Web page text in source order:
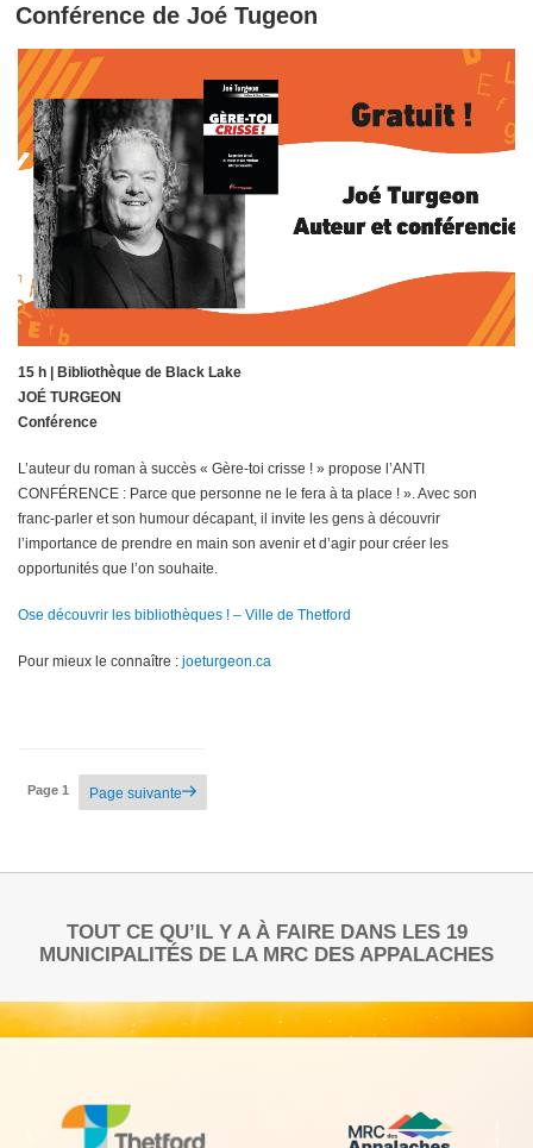
Conférence de Joé Tugeon
15 h | Bibliothèque de Black Lake
JOÉ TURGEON
Conférence
L’auteur du roman à succès « Gère-toi crisse ! » propose l’ANTI
CONFÉRENCE : Parce que personne ne le fera à ta place ! ». Avec son
franc-parler et son humour décapant, il invite les gens à découvrir
l’importance de prendre en main son avenir et d’agir pour créer les
opportunités que l’on souhaite.
Ose découvrir les bibliothèques ! – Ville de Thetford
Pour mieux le connaître : joeturgeon.ca
Pagination
Page 1 Page suivante
TOUT CE QU’IL Y A À FAIRE DANS LES 19
MUNICIPALITÉS DE LA MRC DES APPALACHES